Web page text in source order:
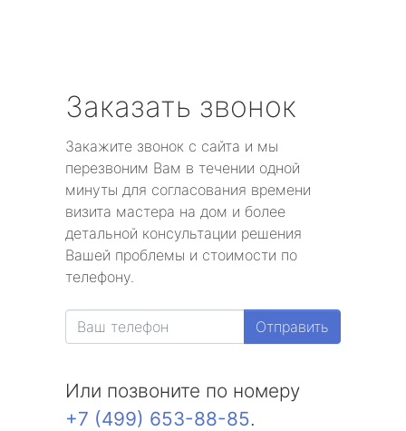
Заказать звонок
Закажите звонок с сайта и мы
перезвоним Вам в течении одной
минуты для согласования времени
визита мастера на дом и более
детальной консультации решения
Вашей проблемы и стоимости по
телефону.
Отправить
Или позвоните по номеру
+7 (499) 653-88-85.